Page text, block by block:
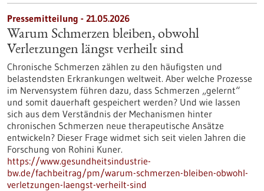
Pressemitteilung - 21.05.2026
Warum Schmerzen bleiben, obwohl
Verletzungen längst verheilt sind
Chronische Schmerzen zählen zu den häufigsten und
belastendsten Erkrankungen weltweit. Aber welche Prozesse
im Nervensystem führen dazu, dass Schmerzen „gelernt“
und somit dauerhaft gespeichert werden? Und wie lassen
sich aus dem Verständnis der Mechanismen hinter
chronischen Schmerzen neue therapeutische Ansätze
entwickeln? Dieser Frage widmet sich seit vielen Jahren die
Forschung von Rohini Kuner.
https://www.gesundheitsindustrie-
bw.de/fachbeitrag/pm/warum-schmerzen-bleiben-obwohl-
verletzungen-laengst-verheilt-sind